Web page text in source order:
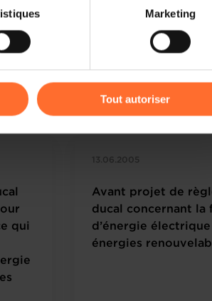
de vidéos, partage sur les réseaux
du site) peuvent être affectées
Marketing
Tout autoriser
qui
13.06.2005
Avant projet de
ducal concernant la
d’énergie
énergies